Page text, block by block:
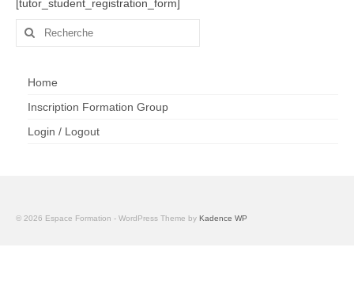
[tutor_student_registration_form]
Rechercher
Home
Inscription Formation Group
Login / Logout
© 2026 Espace Formation - WordPress Theme by Kadence WP